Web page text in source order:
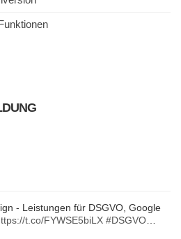
- Leistungen für DSGVO, Google
t.co/FYWSE5biLX #DSGVO